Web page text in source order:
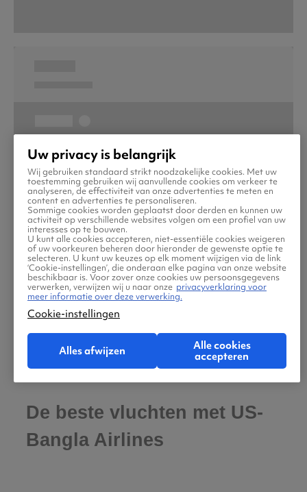
De beste vluchten met US-
Bangla Airlines
Uw privacy is belangrijk
Wij gebruiken standaard strikt noodzakelijke cookies. Met uw
toestemming gebruiken wij aanvullende cookies om verkeer te
analyseren, de effectiviteit van onze advertenties te meten en
content en advertenties te personaliseren.
Sommige cookies worden geplaatst door derden en kunnen uw
activiteit op verschillende websites volgen om een profiel van uw
interesses op te bouwen.
U kunt alle cookies accepteren, niet-essentiële cookies weigeren
of uw voorkeuren beheren door hieronder de gewenste optie te
selecteren. U kunt uw keuzes op elk moment wijzigen via de link
‘Cookie-instellingen’, die onderaan elke pagina van onze website
beschikbaar is. Voor zover onze cookies uw persoonsgegevens
verwerken, verwijzen wij u naar onze privacyverklaring voor
meer informatie over deze verwerking.
Cookie-instellingen
Alles afwijzen
Alle cookies
accepteren